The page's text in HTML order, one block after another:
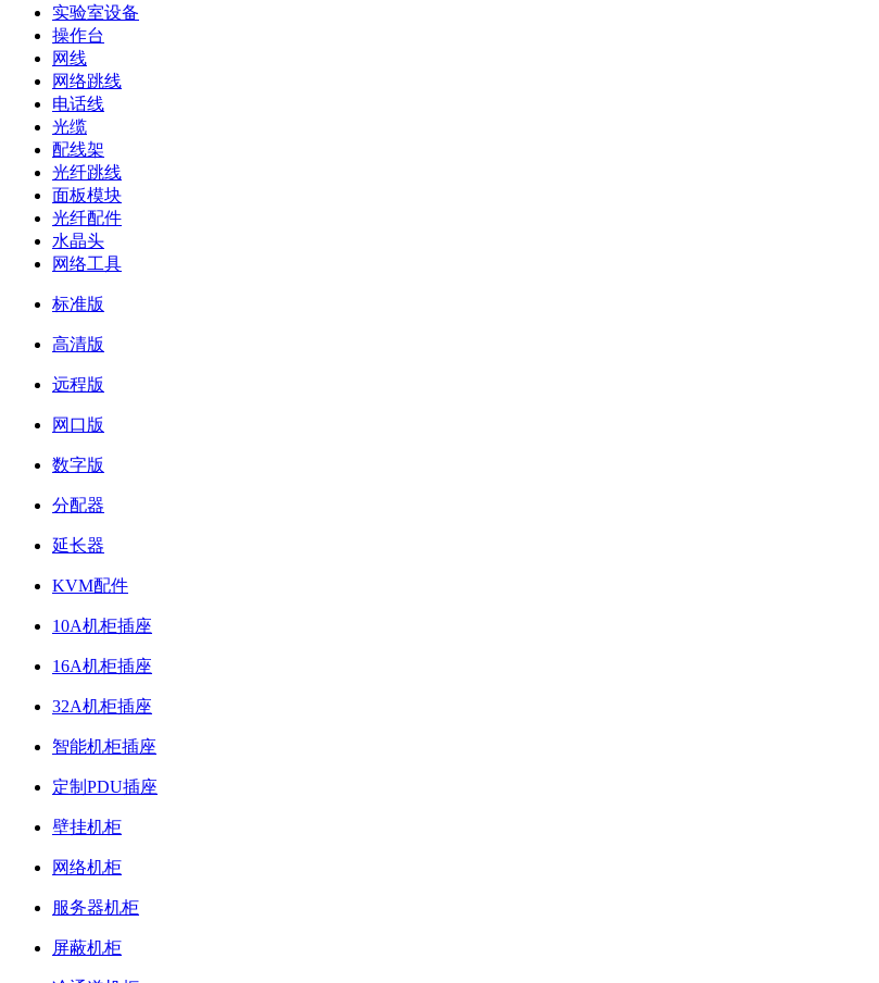
实验室设备
操作台
网线
网络跳线
电话线
光缆
配线架
光纤跳线
面板模块
光纤配件
水晶头
网络工具
标准版
高清版
远程版
网口版
数字版
分配器
延长器
KVM配件
10A机柜插座
16A机柜插座
32A机柜插座
智能机柜插座
定制PDU插座
壁挂机柜
网络机柜
服务器机柜
屏蔽机柜